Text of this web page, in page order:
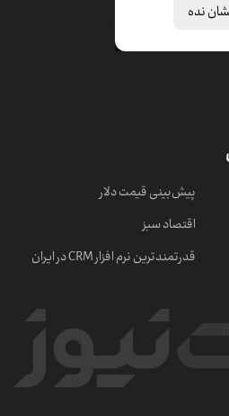
ندهابزار تبدیل نرخ ارز
پیش‌بینی قیمت دلار
اقتصاد سبز
قدرتمندترین نرم‌ افزار CRM در ایران